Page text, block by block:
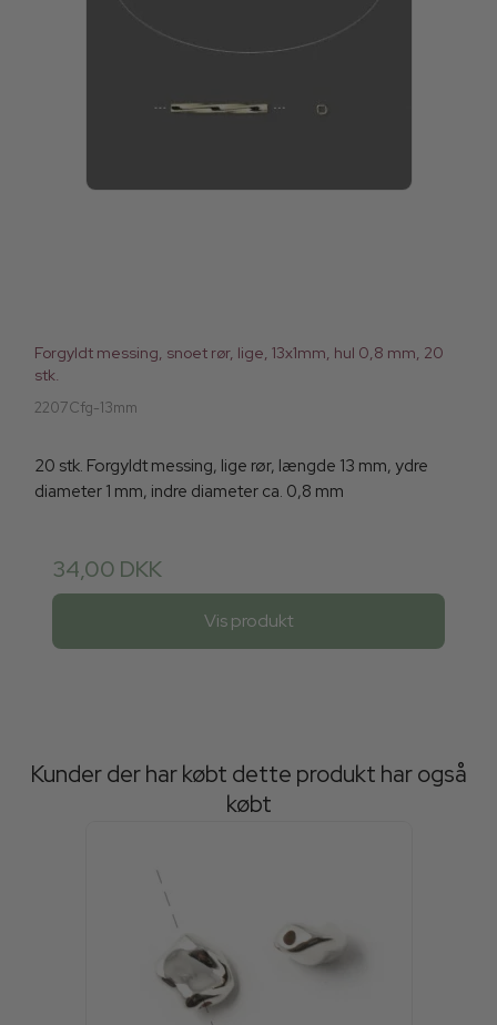
Forgyldt messing, snoet rør, lige, 13x1mm, hul 0,8 mm, 20
stk.
2207Cfg-13mm
20 stk. Forgyldt messing, lige rør, længde 13 mm, ydre
diameter 1 mm, indre diameter ca. 0,8 mm
34,00 DKK
Vis produkt
Kunder der har købt dette produkt har også
købt